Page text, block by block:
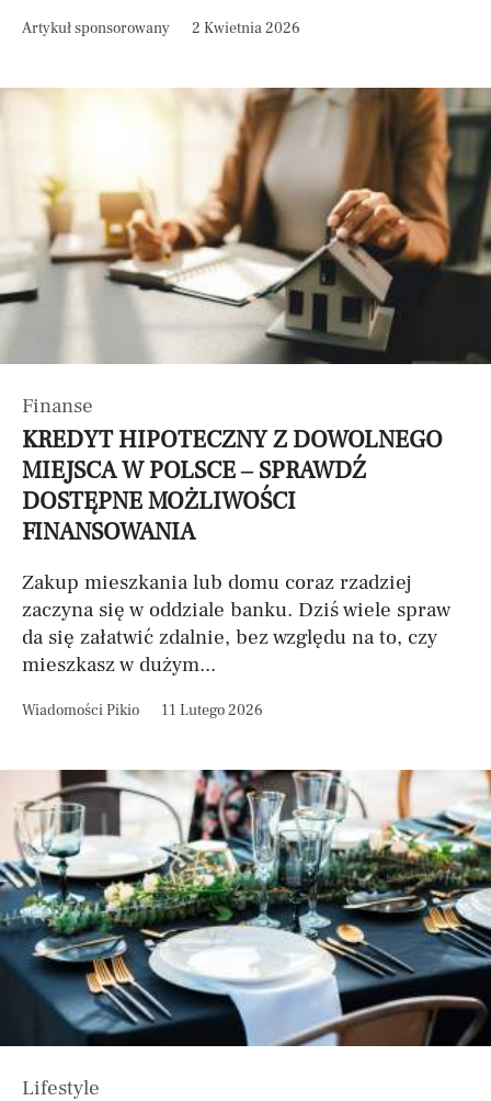
Artykuł sponsorowany 2 Kwietnia 2026
Finanse
KREDYT HIPOTECZNY Z DOWOLNEGO
MIEJSCA W POLSCE – SPRAWDŹ
DOSTĘPNE MOŻLIWOŚCI
FINANSOWANIA
Zakup mieszkania lub domu coraz rzadziej
zaczyna się w oddziale banku. Dziś wiele spraw
da się załatwić zdalnie, bez względu na to, czy
mieszkasz w dużym...
Wiadomości Pikio 11 Lutego 2026
Lifestyle